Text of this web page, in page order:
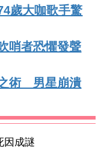
歲大咖歌手驚
哨者恐懼發聲
術 男星崩潰
因成謎